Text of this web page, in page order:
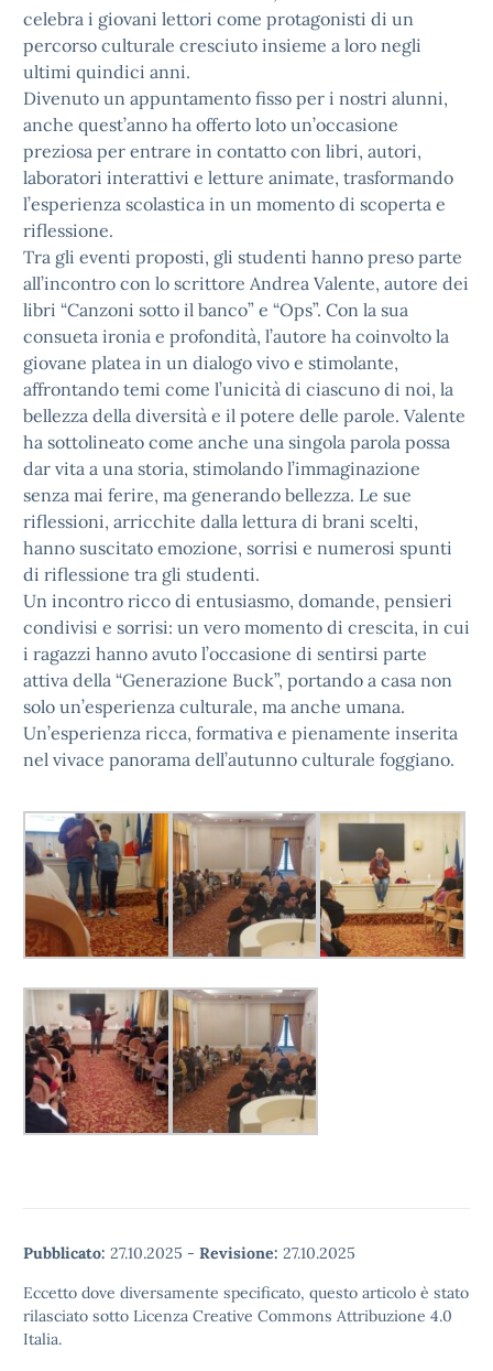
celebra i giovani lettori come protagonisti di un
percorso culturale cresciuto insieme a loro negli
ultimi quindici anni.
Divenuto un appuntamento fisso per i nostri alunni,
anche quest’anno ha offerto loto un’occasione
preziosa per entrare in contatto con libri, autori,
laboratori interattivi e letture animate, trasformando
l’esperienza scolastica in un momento di scoperta e
riflessione.
Tra gli eventi proposti, gli studenti hanno preso parte
all’incontro con lo scrittore Andrea Valente, autore dei
libri “Canzoni sotto il banco” e “Ops”. Con la sua
consueta ironia e profondità, l’autore ha coinvolto la
giovane platea in un dialogo vivo e stimolante,
affrontando temi come l’unicità di ciascuno di noi, la
bellezza della diversità e il potere delle parole. Valente
ha sottolineato come anche una singola parola possa
dar vita a una storia, stimolando l’immaginazione
senza mai ferire, ma generando bellezza. Le sue
riflessioni, arricchite dalla lettura di brani scelti,
hanno suscitato emozione, sorrisi e numerosi spunti
di riflessione tra gli studenti.
Un incontro ricco di entusiasmo, domande, pensieri
condivisi e sorrisi: un vero momento di crescita, in cui
i ragazzi hanno avuto l’occasione di sentirsi parte
attiva della “Generazione Buck”, portando a casa non
solo un’esperienza culturale, ma anche umana.
Un’esperienza ricca, formativa e pienamente inserita
nel vivace panorama dell’autunno culturale foggiano.
Pubblicato: 27.10.2025 - Revisione: 27.10.2025
Eccetto dove diversamente specificato, questo articolo è stato
rilasciato sotto Licenza Creative Commons Attribuzione 4.0
Italia.